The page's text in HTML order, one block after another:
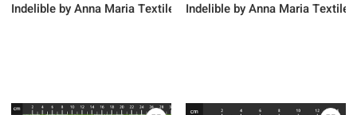
Indelible by Anna Maria Textiles Indelible by Anna Maria Textiles